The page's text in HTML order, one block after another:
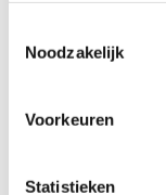
Noodzakelijk
Voorkeuren
Statistieken